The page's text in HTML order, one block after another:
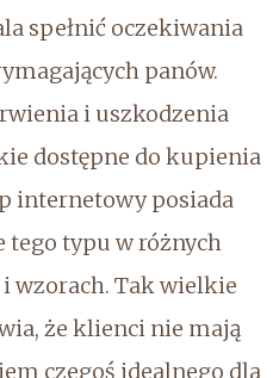
spełnić oczekiwania
panów.
i uszkodzenia
dostępne do kupienia
internetowy posiada
typu w różnych
wzorach. Tak wielkie
że klienci nie mają
czegoś idealnego dla